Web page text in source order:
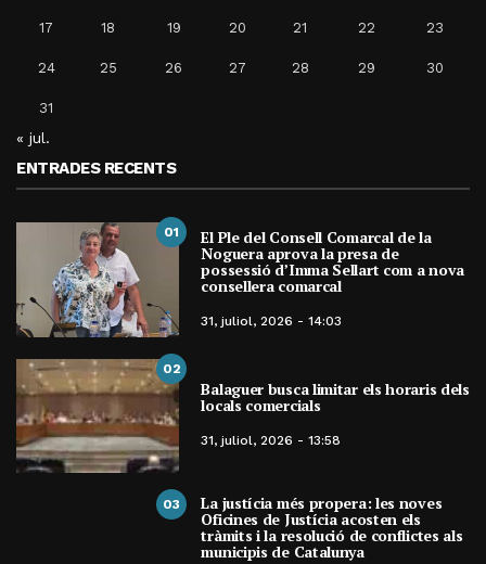
17 18 19 20 21 22 23
24 25 26 27 28 29 30
31
« jul.
ENTRADES RECENTS
01 El Ple del Consell Comarcal de la
Noguera aprova la presa de
possessió d’Imma Sellart com a nova
consellera comarcal
31, juliol, 2026 - 14:03
02
Balaguer busca limitar els horaris dels
locals comercials
31, juliol, 2026 - 13:58
03 La justícia més propera: les noves
Oficines de Justícia acosten els
tràmits i la resolució de conflictes als
municipis de Catalunya